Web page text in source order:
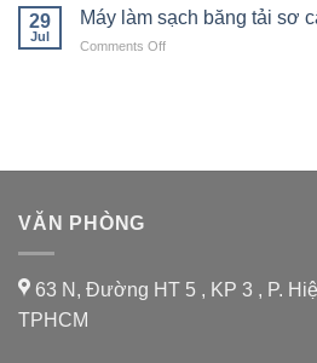
sỏi
táitrình
vận
29
Jul
Máy làm sạch băng tải sơ
Comments Offon
sơ
VĂN PHÒNG
63 N, Đường HT 5 , KP 3 , P.
TPHCM